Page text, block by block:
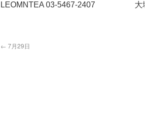
LEOMNTEA 03-5467-2407 大
← 7月29日